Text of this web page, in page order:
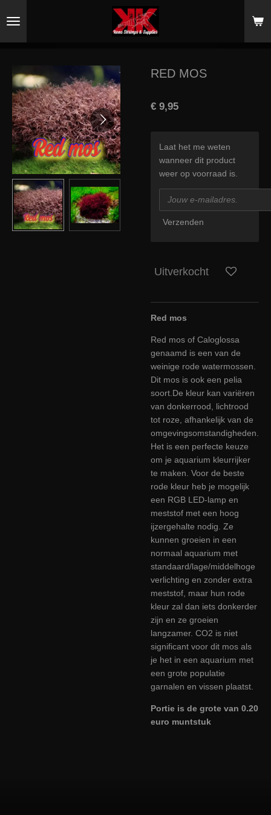
direct
RED MOS
€ 9,95
Laat het me weten
wanneer dit product
weer op voorraad is.
Verzenden
Uitverkocht
Red mos
Red mos of Caloglossa
genaamd is een van de
weinige rode watermossen.
Dit mos is ook een pelia
soort.De kleur kan variëren
van donkerrood, lichtrood
tot roze, afhankelijk van de
omgevingsomstandigheden.
Het is een perfecte keuze
om je aquarium kleurrijker
te maken. Voor de beste
rode kleur heb je mogelijk
een RGB LED-lamp en
meststof met een hoog
ijzergehalte nodig. Ze
kunnen groeien in een
normaal aquarium met
standaard/lage/middelhoge
verlichting en zonder extra
meststof, maar hun rode
kleur zal dan iets donkerder
zijn en ze groeien
langzamer. CO2 is niet
significant voor dit mos als
je het in een aquarium met
een grote populatie
garnalen en vissen plaatst.
Portie is de grote van 0.20
euro muntstuk